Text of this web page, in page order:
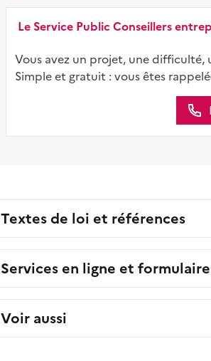
Le Service Public Conseillers
Vous avez un projet, une
Simple et gratuit : vous êtes
Textes de loi et références
Services en ligne et
Voir aussi